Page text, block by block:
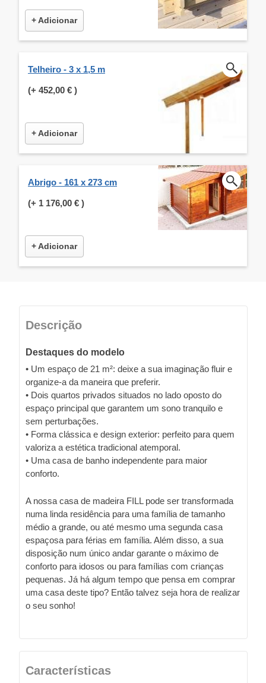
+ Adicionar
Telheiro - 3 x 1,5 m
(+ 452,00 € )
+ Adicionar
Abrigo - 161 x 273 cm
(+ 1 176,00 € )
+ Adicionar
Descrição
Destaques do modelo
• Um espaço de 21 m²: deixe a sua imaginação fluir e
organize-a da maneira que preferir.
• Dois quartos privados situados no lado oposto do
espaço principal que garantem um sono tranquilo e
sem perturbações.
• Forma clássica e design exterior: perfeito para quem
valoriza a estética tradicional atemporal.
• Uma casa de banho independente para maior
conforto.
A nossa casa de madeira FILL pode ser transformada
numa linda residência para uma família de tamanho
médio a grande, ou até mesmo uma segunda casa
espaçosa para férias em família. Além disso, a sua
disposição num único andar garante o máximo de
conforto para idosos ou para famílias com crianças
pequenas. Já há algum tempo que pensa em comprar
uma casa deste tipo? Então talvez seja hora de realizar
o seu sonho!
Características